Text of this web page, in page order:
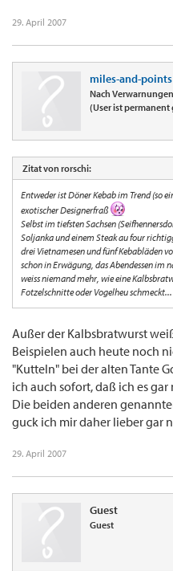
29. April 2007
miles-and-points
Nach
(User ist permanent
Zitat von rorschi:
Entweder ist Döner Kebab im Trend (so
exotischer Designerfraß
Selbst im tiefsten Sachsen
Soljanka und einem Steak au four
drei Vietnamesen und fünf Kebabläden
schon in Erwägung, das Abendessen im
weiss niemand mehr, wie eine
Fotzelschnitte oder Vogelheu schmeckt...
Außer der Kalbsbratwurst
Beispielen auch heute noch
"Kutteln" bei der alten Tante
ich auch sofort, daß ich es
Die beiden anderen
guck ich mir daher lieber gar
29. April 2007
Guest
Guest